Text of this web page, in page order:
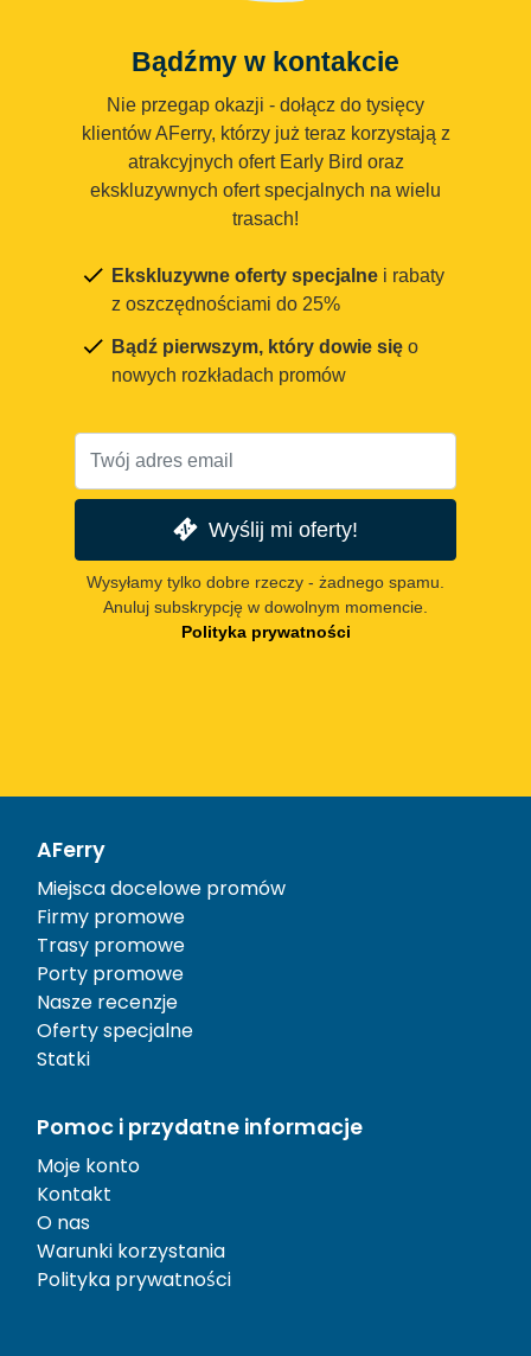
Bądźmy w kontakcie
Nie przegap okazji - dołącz do tysięcy
klientów AFerry, którzy już teraz korzystają z
atrakcyjnych ofert Early Bird oraz
ekskluzywnych ofert specjalnych na wielu
trasach!
Ekskluzywne oferty specjalne i rabaty
z oszczędnościami do 25%
Bądź pierwszym, który dowie się o
nowych rozkładach promów
Wyślij mi oferty!
Wysyłamy tylko dobre rzeczy - żadnego spamu.
Anuluj subskrypcję w dowolnym momencie.
Polityka prywatności
AFerry
Miejsca docelowe promów
Firmy promowe
Trasy promowe
Porty promowe
Nasze recenzje
Oferty specjalne
Statki
Pomoc i przydatne informacje
Moje konto
Kontakt
O nas
Warunki korzystania
Polityka prywatności